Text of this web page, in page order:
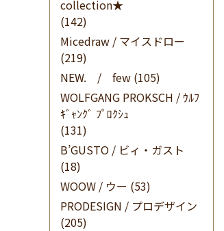
collection★
(142)
Micedraw / マイスドロー
(219)
NEW. / few (105)
WOLFGANG PROKSCH / ｳﾙﾌ
ｷﾞｬﾝｸﾞ ﾌﾟﾛｸｼｭ
(131)
B’GUSTO / ビィ・ガスト
(18)
WOOW / ウー (53)
PRODESIGN / プロデザイン
(205)